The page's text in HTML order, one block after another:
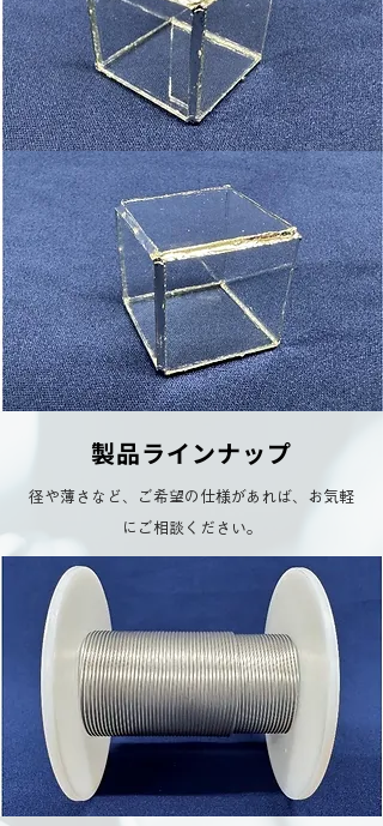
製品ラインナップ
径や薄さなど、ご希望の仕様があれば、お気軽
にご相談ください。